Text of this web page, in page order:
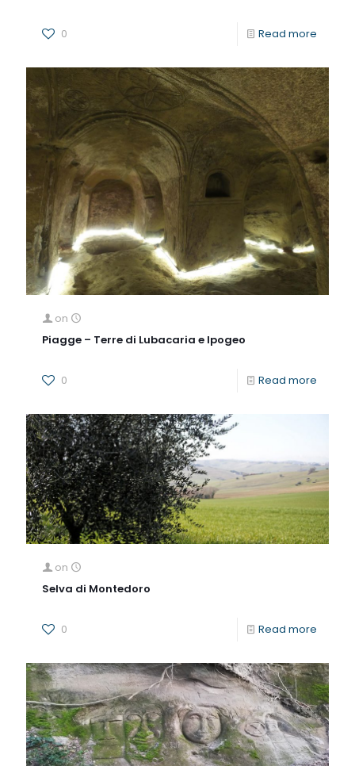
0 Read more
on
Piagge – Terre di Lubacaria e Ipogeo
0 Read more
on
Selva di Montedoro
0 Read more